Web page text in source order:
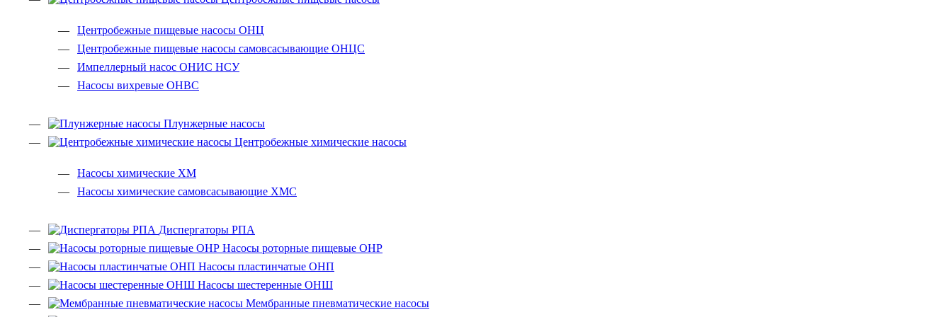
Центробежные пищевые насосы ОНЦ
Центробежные пищевые насосы самовсасывающие ОНЦС
Импеллерный насос ОНИС НСУ
Насосы вихревые ОНВС
Плунжерные насосы
Центробежные химические насосы
Насосы химические ХМ
Насосы химические самовсасывающие ХМС
Диспергаторы РПА
Насосы роторные пищевые ОНР
Насосы пластинчатые ОНП
Насосы шестеренные ОНШ
Мембранные пневматические насосы